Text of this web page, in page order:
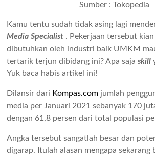
Sumber : Tokopedia
Kamu tentu sudah tidak asing lagi
Media Specialist . Pekerjaan tersebut
dibutuhkan oleh industri baik UMKM
tertarik terjun dibidang ini? Apa sajaskill
Yuk baca habis artikel ini!
Dilansir dari Kompas.com jumlah
media per Januari 2021 sebanyak 170
dengan 61,8 persen dari total populasi
Angka tersebut sangatlah besar dan
digarap. Itulah alasan mengapa sekarang